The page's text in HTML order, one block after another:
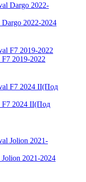
2022-2024
2019-2022
F7 2024 II(Под
2021-2024